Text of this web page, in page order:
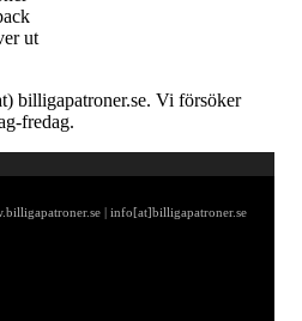
ut
billigapatroner.se. Vi försöker
fredag.
| info[at]billigapatroner.se